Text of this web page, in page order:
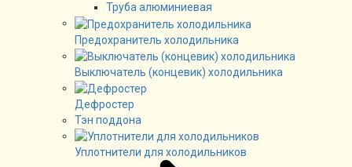
Труба алюминиевая
Предохранитель холодильника
Выключатель (концевик) холодильника
Дефростер
Тэн поддона
Уплотнители для холодильников